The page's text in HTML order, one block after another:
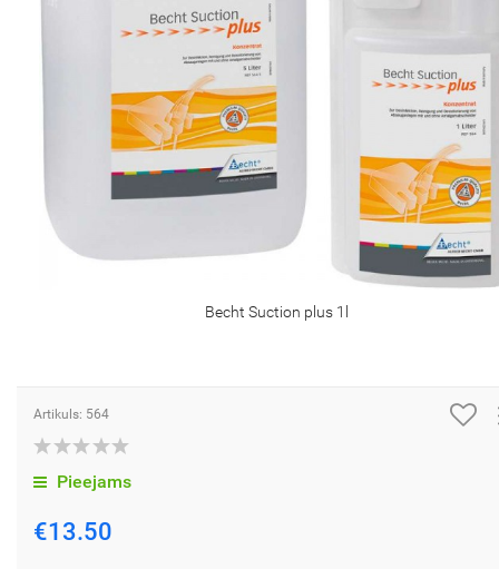
Becht Suction plus 1l
Artikuls: 564
Pieejams
€13.50